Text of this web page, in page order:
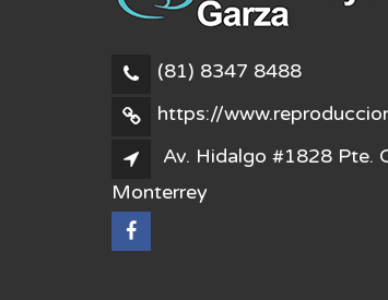
(81) 8347 8488
https://
Av. Hidalgo #1828 Pte.
Monterrey